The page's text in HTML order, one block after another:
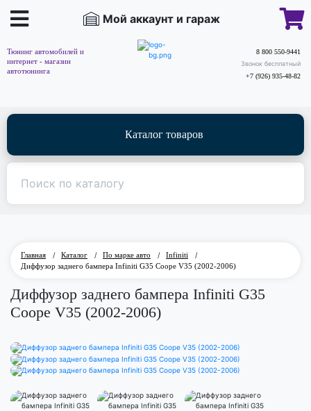
Мой аккаунт и гараж
Тюнинг автомобилей и
интернет - магазин
автотюнинга
8 800 550-9441
Звонок бесплатный
+7 (926) 935-48-82
Каталог товаров
Главная / Каталог / По марке авто / Infiniti
/
Диффузор заднего бампера Infiniti G35 Coope V35 (2002-2006)
Диффузор заднего бампера Infiniti G35
Coope V35 (2002-2006)